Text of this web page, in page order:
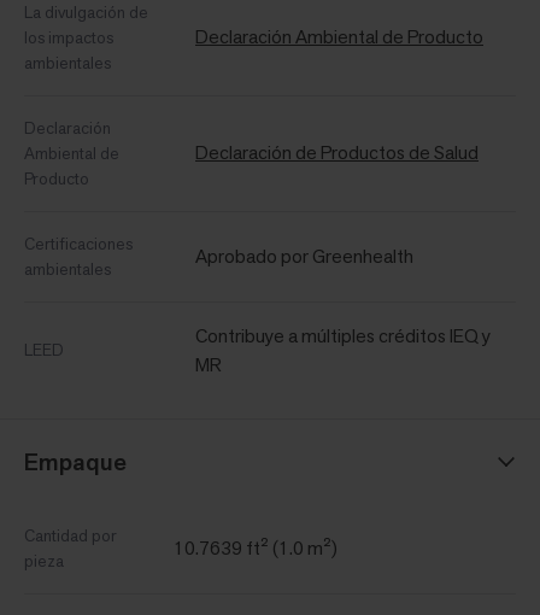
La divulgación de
los impactos
ambientales
Declaración Ambiental de Producto
Declaración
Ambiental de
Producto
Declaración de Productos de Salud
Certificaciones
ambientales
Aprobado por Greenhealth
LEED
Contribuye a múltiples créditos IEQ y
MR
Empaque
Cantidad por
pieza
10.7639 ft² (1.0 m²)